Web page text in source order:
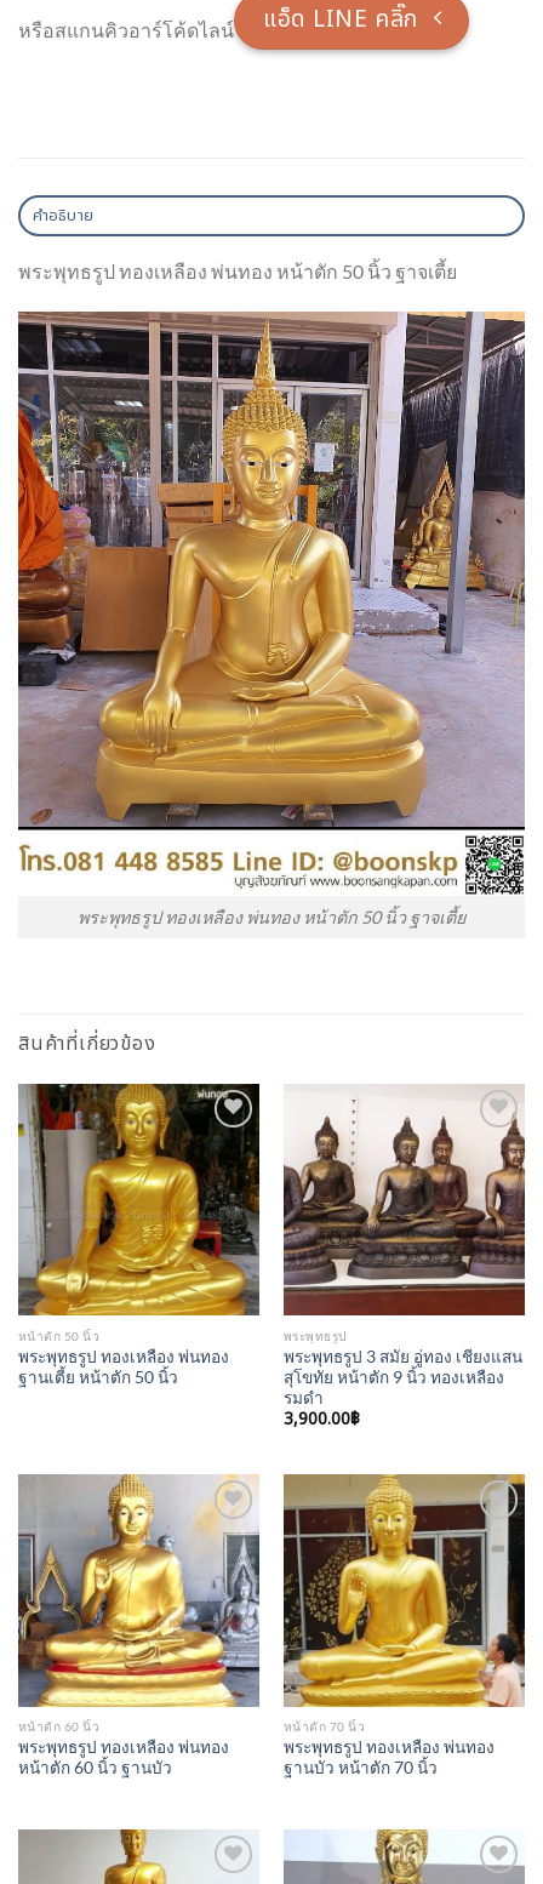
หรือสแกนคิวอาร์โค้ดไลน์ แอ็ด LINE คลิ๊ก
คำอธิบาย
พระพุทธรูป ทองเหลือง พ่นทอง หน้าตัก 50 นิ้ว ฐาจเตี้ย
พระพุทธรูป ทองเหลือง พ่นทอง หน้าตัก 50 นิ้ว ฐาจเตี้ย
สินค้าที่เกี่ยวข้อง
Add to
Wishlist
หน้าตัก 50 นิ้ว
พระพุทธรูป ทองเหลือง พ่นทอง
ฐานเตี้ย หน้าตัก 50 นิ้ว
Add to
Wishlist
พระพุทธรูป
พระพุทธรูป 3 สมัย อู่ทอง เชียงแสน
สุโขทัย หน้าตัก 9 นิ้ว ทองเหลือง
รมดำ
3,900.00฿
Add to
Wishlist
หน้าตัก 60 นิ้ว
พระพุทธรูป ทองเหลือง พ่นทอง
หน้าตัก 60 นิ้ว ฐานบัว
Add to
Wishlist
หน้าตัก 70 นิ้ว
พระพุทธรูป ทองเหลือง พ่นทอง
ฐานบัว หน้าตัก 70 นิ้ว